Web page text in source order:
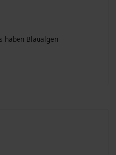
haben Blaualgen